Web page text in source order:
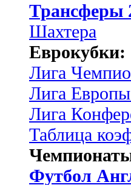
Трансферы
Шахтера
Еврокубки:
Лига
Лига Европы
Лига
Таблица
Футбол